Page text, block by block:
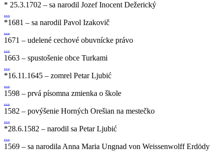
* 25.3.1702 – sa narodil Jozef Inocent Dežerický
...
*1681 – sa narodil Pavol Izakovič
...
1671 – udelené cechové obuvnícke právo
...
1663 – spustošenie obce Turkami
...
*16.11.1645 – zomrel Petar Ljubić
...
1598 – prvá písomna zmienka o škole
...
1582 – povýšenie Horných Orešian na mestečko
...
*28.6.1582 – narodil sa Petar Ljubić
...
1569 – sa narodila Anna Maria Ungnad von Weissenwolff Erdödy